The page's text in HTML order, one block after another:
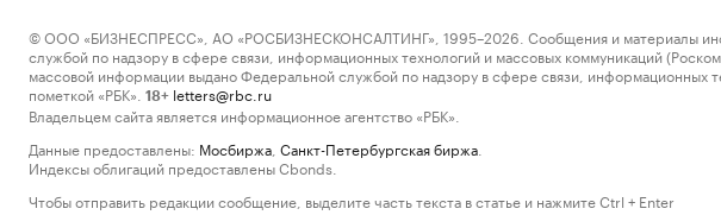
© ООО «БИЗНЕСПРЕСС», АО «РОСБИЗНЕСКОНСАЛТИНГ», 1995–2026. Сообщения и материалы
службой по надзору в сфере связи, информационных технологий и массовых коммуникаций
массовой информации выдано Федеральной службой по надзору в сфере связи,
пометкой «РБК».
18+ letters@rbc.ru
Владельцем сайта является информационное агентство «РБК».
Данные предоставлены: Мосбиржа Санкт-Петербургская биржа
Индексы облигаций предоставлены Cbonds.
Чтобы отправить редакции сообщение, выделите часть текста в статье и нажмите Ctrl + Enter